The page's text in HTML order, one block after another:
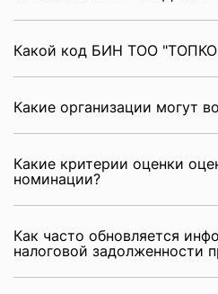
Какой код БИН ТОО
Какие организации могут
Какие критерии оценки
номинации?
Как часто обновляется
налоговой задолженности